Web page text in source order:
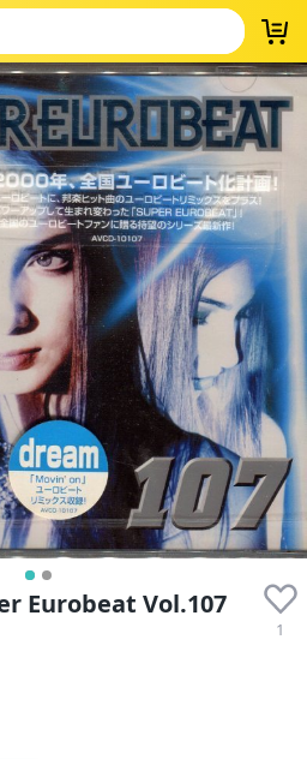
Eurobeat Vol.107
1